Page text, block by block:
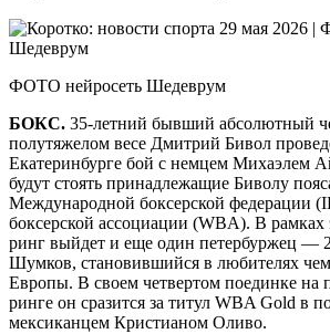
ФОТО нейросеть Шедеврум
БОКС. 35‑летний бывший абсолютный
полутяжелом весе Дмитрий Бивол
Екатеринбурге бой с немцем Михаэлем
будут стоять принадлежащие Биволу
Международной боксерской федерации
боксерской ассоциации (WBA). В рамках
ринг выйдет и еще один петербуржец —
Шумков, становившийся в любителях
Европы. В своем четвертом поединке на
ринге он сразится за титул WBA Gold в
мексиканцем Кристианом Оливо.